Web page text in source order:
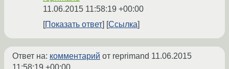
11.06.2015 11:58:19 +00:00
Показать ответ
Ссылка
Ответ на: комментарий от reprimand 11.06.2015